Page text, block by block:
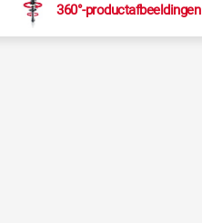
360°-productafbeeldingen